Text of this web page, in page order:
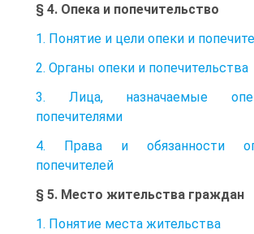
§ 4. Опека и попечительство
1. Понятие и цели опеки и
2. Органы опеки и попечительства
3. Лица, назначаемые
попечителями
4. Права и обязанности
попечителей
§ 5. Место жительства граждан
1. Понятие места жительства